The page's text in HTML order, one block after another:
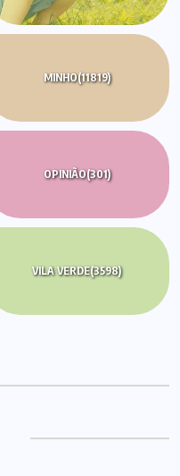
MINHO(11819)
OPINIÃO(301)
VILA VERDE(3598)